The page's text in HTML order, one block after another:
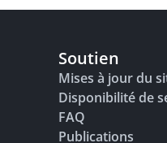
Soutien
Mises à jour du
Disponibilité de
FAQ
Publications